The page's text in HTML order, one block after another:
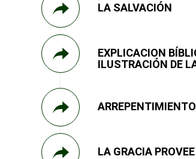
LA SALVACIÓN
EXPLICACION
ILUSTRACIÓN DE
LA GRACIA